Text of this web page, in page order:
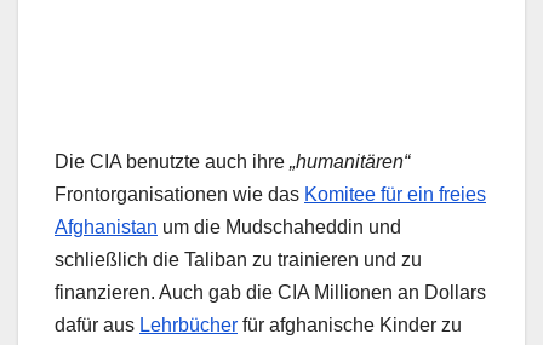
Die CIA benutzte auch ihre „humanitären“
Frontorganisationen wie das Komitee für ein freies
Afghanistan um die Mudschaheddin und
schließlich die Taliban zu trainieren und zu
finanzieren. Auch gab die CIA Millionen an Dollars
dafür aus Lehrbücher für afghanische Kinder zu